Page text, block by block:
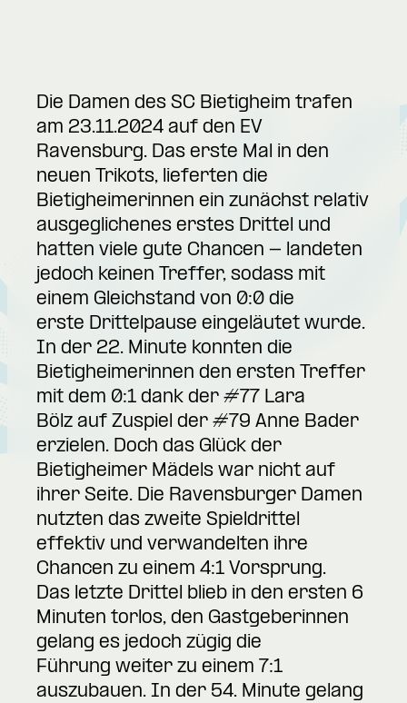
Die Damen des SC Bietigheim trafen
am 23.11.2024 auf den EV
Ravensburg. Das erste Mal in den
neuen Trikots, lieferten die
Bietigheimerinnen ein zunächst relativ
ausgeglichenes erstes Drittel und
hatten viele gute Chancen - landeten
jedoch keinen Treffer, sodass mit
einem Gleichstand von 0:0 die
erste Drittelpause eingeläutet wurde.
In der 22. Minute konnten die
Bietigheimerinnen den ersten Treffer
mit dem 0:1 dank der #77 Lara
Bölz auf Zuspiel der #79 Anne Bader
erzielen. Doch das Glück der
Bietigheimer Mädels war nicht auf
ihrer Seite. Die Ravensburger Damen
nutzten das zweite Spieldrittel
effektiv und verwandelten ihre
Chancen zu einem 4:1 Vorsprung.
Das letzte Drittel blieb in den ersten 6
Minuten torlos, den Gastgeberinnen
gelang es jedoch zügig die
Führung weiter zu einem 7:1
auszubauen. In der 54. Minute gelang